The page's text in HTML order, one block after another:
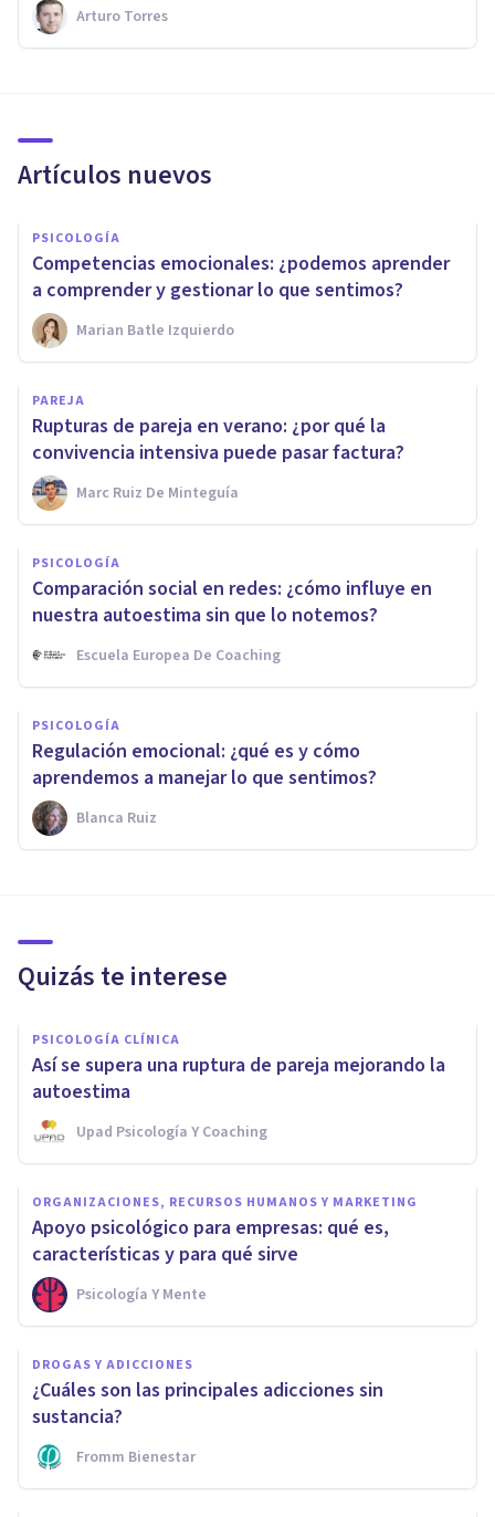
Arturo Torres
Artículos nuevos
PSICOLOGÍA
Competencias emocionales: ¿podemos aprender
a comprender y gestionar lo que sentimos?
Marian Batle Izquierdo
PAREJA
Rupturas de pareja en verano: ¿por qué la
convivencia intensiva puede pasar factura?
Marc Ruiz De Minteguía
PSICOLOGÍA
Comparación social en redes: ¿cómo influye en
nuestra autoestima sin que lo notemos?
Escuela Europea De Coaching
PSICOLOGÍA
Regulación emocional: ¿qué es y cómo
aprendemos a manejar lo que sentimos?
Blanca Ruiz
Quizás te interese
PSICOLOGÍA CLÍNICA
Así se supera una ruptura de pareja mejorando la
autoestima
Upad Psicología Y Coaching
ORGANIZACIONES, RECURSOS HUMANOS Y MARKETING
Apoyo psicológico para empresas: qué es,
características y para qué sirve
Psicología Y Mente
DROGAS Y ADICCIONES
¿Cuáles son las principales adicciones sin
sustancia?
Fromm Bienestar